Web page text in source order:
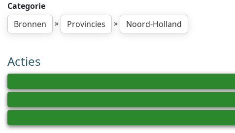
Categorie
Bronnen
» Provincies » Noord-Holland
Acties